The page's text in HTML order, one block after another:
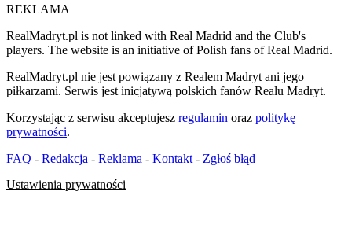
REKLAMA
RealMadryt.pl is not linked with Real Madrid and the Club's
players. The website is an initiative of Polish fans of Real Madrid.
RealMadryt.pl nie jest powiązany z Realem Madryt ani jego
piłkarzami. Serwis jest inicjatywą polskich fanów Realu Madryt.
Korzystając z serwisu akceptujesz regulamin oraz politykę
prywatności.
FAQ - Redakcja - Reklama - Kontakt - Zgłoś błąd
Ustawienia prywatności